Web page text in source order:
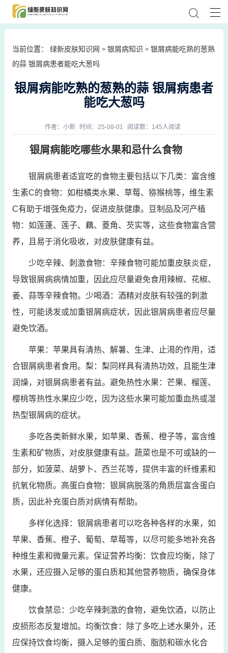
当前位置： 绿新皮肤知识网 > 银屑病知识 > 银屑病能吃熟的葱熟
的蒜 银屑病患者能吃大葱吗
银屑病能吃熟的葱熟的蒜 银屑病患者
能吃大葱吗
作者： 小新 时间：25-08-01 阅读数：145人阅读
银屑病能吃哪些水果和忌什么食物
银屑病患者适宜吃的食物主要包括以下几类：富含维
生素C的食物：如柑橘类水果、草莓、猕猴桃等，维生素
C有助于增强免疫力，促进皮肤健康。豆制品及河产植
物：如莲蓬、莲子、藕、菱角、芡实等，这些食物富含营
养，且易于消化吸收，对皮肤健康有益。
少吃辛辣、刺激食物：辛辣食物可能加重皮肤炎症，
导致银屑病病情加重，因此应尽量避免食用辣椒、花椒、
姜、蒜等辛辣食物。少喝酒：酒精对皮肤有较强的刺激
性，可能诱发或加重银屑病症状，因此银屑病患者应尽量
避免饮酒。
苹果：苹果具有清热、解暑、生津、止渴的作用，适
合银屑病患者食用。梨：梨同样具有清热功效，且能生津
润燥，对银屑病患者有益。避免热性水果：芒果、榴莲、
樱桃等热性水果应少吃，因为这些水果可能加重血热或湿
热型银屑病的症状。
多吃各类新鲜水果，如苹果、香蕉、橙子等，富含维
生素和矿物质，对皮肤健康有益。蔬菜也是不可或缺的一
部分，如菠菜、胡萝卜、西兰花等，提供丰富的纤维素和
抗氧化物质。高蛋白食物：银屑病脱落的角质层富含蛋白
质，因此补充蛋白质对病情有帮助。
多样化选择：银屑病患者可以吃各种各样的水果，如
苹果、香蕉、橙子、葡萄、草莓等，以尽可能多地补充各
种维生素和微量元素。保证营养均衡：饮食应均衡，除了
水果，还应摄入足够的蛋白质和其他营养物质，确保身体
健康。
饮食禁忌：少吃辛辣刺激的食物，避免饮酒，以防止
皮损形态反复增加。均衡饮食：除了多吃上述水果外，还
应保持饮食均衡，摄入足够的蛋白质、脂肪和碳水化合